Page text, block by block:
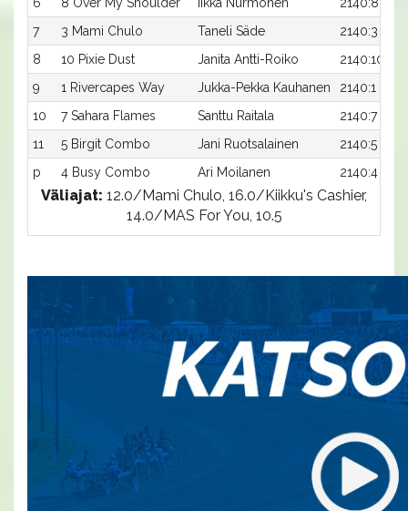
7
3 Mami Chulo Taneli Säde
2140:3
8
10 Pixie Dust Janita Antti-Roiko
2140:10
9
1 Rivercapes Way Jukka-Pekka Kauhanen
2140:1
10
7 Sahara Flames Santtu Raitala
2140:7
11
5 Birgit Combo Jani Ruotsalainen
2140:5
p
4 Busy Combo Ari Moilanen 2140:4
Väliajat: 12.0/Mami Chulo, 16.0/Kiikku's Cashier,
14.0/MAS For You, 10.5